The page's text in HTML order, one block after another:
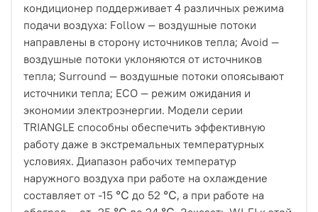
кондиционер поддерживает 4 различных режима
подачи воздуха: Follow — воздушные потоки
направлены в сторону источников тепла; Avoid —
воздушные потоки уклоняются от источников
тепла; Surround — воздушные потоки опоясывают
источники тепла; ECO — режим ожидания и
экономии электроэнергии. Модели серии
TRIANGLE способны обеспечить эффективную
работу даже в экстремальных температурных
условиях. Диапазон рабочих температур
наружного воздуха при работе на охлаждение
составляет от -15 ℃ до 52 ℃, а при работе на